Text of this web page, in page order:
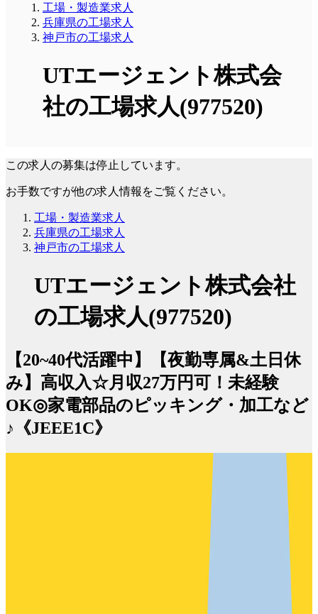
工場・製造業求人
兵庫県の工場求人
神戸市の工場求人
UTエージェント株式会
社の工場求人(977520)
この求人の募集は停止しています。
お手数ですが他の求人情報をご覧ください。
工場・製造業求人
兵庫県の工場求人
神戸市の工場求人
UTエージェント株式会社
の工場求人(977520)
【20~40代活躍中】【夜勤専属&土日休
み】高収入☆月収27万円可！未経験
OK◎家電部品のピッキング・加工など
♪《JEEE1C》